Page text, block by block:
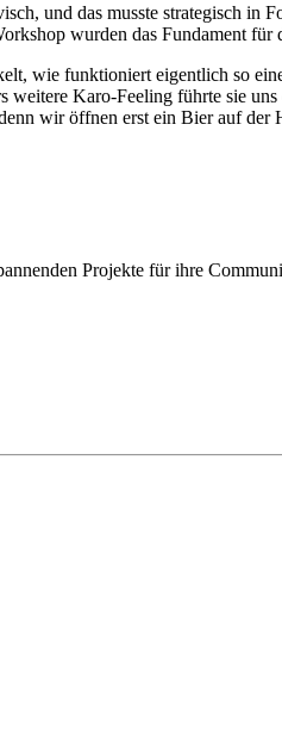
und das musste strategisch in
wurden das Fundament
wie funktioniert eigentlich so
Karo-Feeling führte sie
wir öffnen erst ein Bier auf
Projekte für ihre